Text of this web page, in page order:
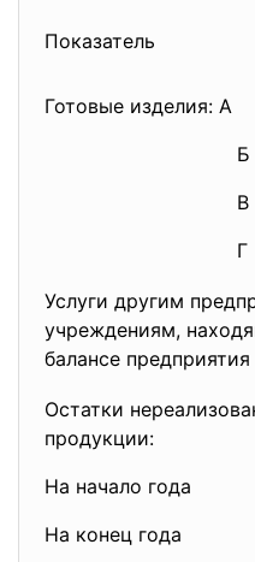
Показатель
Готовые изделия: А
Б
В
Г
Услуги другим
учреждениям,
балансе предприятия
Остатки
продукции:
На начало года
На конец года